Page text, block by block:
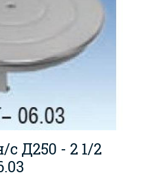
с Д250 - 2 1/2